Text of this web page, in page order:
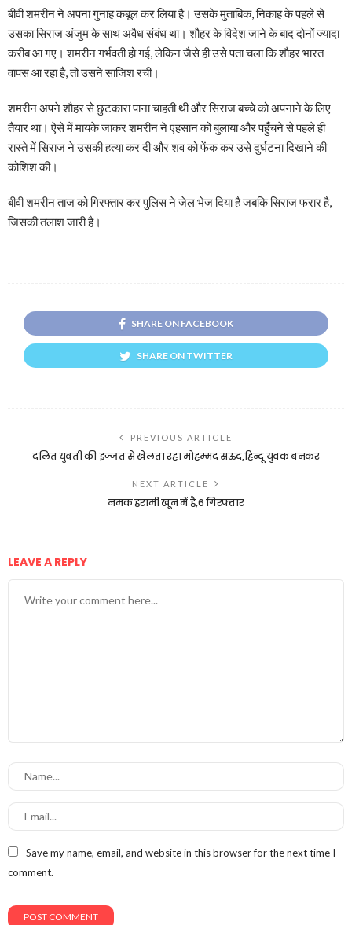
बीवी शमरीन ने अपना गुनाह कबूल कर लिया है। उसके मुताबिक, निकाह के पहले से
उसका सिराज अंजुम के साथ अवैध संबंध था। शौहर के विदेश जाने के बाद दोनों ज्यादा
करीब आ गए। शमरीन गर्भवती हो गई, लेकिन जैसे ही उसे पता चला कि शौहर भारत
वापस आ रहा है, तो उसने साजिश रची।
शमरीन अपने शौहर से छुटकारा पाना चाहती थी और सिराज बच्चे को अपनाने के लिए
तैयार था। ऐसे में मायके जाकर शमरीन ने एहसान को बुलाया और पहुँचने से पहले ही
रास्ते में सिराज ने उसकी हत्या कर दी और शव को फेंक कर उसे दुर्घटना दिखाने की
कोशिश की।
बीवी शमरीन ताज को गिरफ्तार कर पुलिस ने जेल भेज दिया है जबकि सिराज फरार है,
जिसकी तलाश जारी है।
SHARE ON FACEBOOK
SHARE ON TWITTER
PREVIOUS ARTICLE
दलित युवती की इज्जत से खेलता रहा मोहम्मद सऊद,हिन्दू युवक बनकर
NEXT ARTICLE
नमक हरामी खून में है,6 गिरफ्तार
LEAVE A REPLY
Save my name, email, and website in this browser for the next time I
comment.